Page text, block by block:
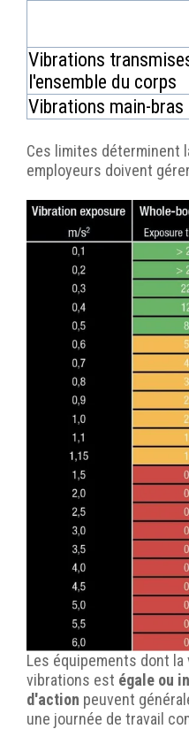
Vibrations
l'ensemble du corps
Vibrations main-bras
Ces limites déterminent
employeurs doivent
Les équipements dont
vibrations est égale ou
d'action peuvent
une journée de travail